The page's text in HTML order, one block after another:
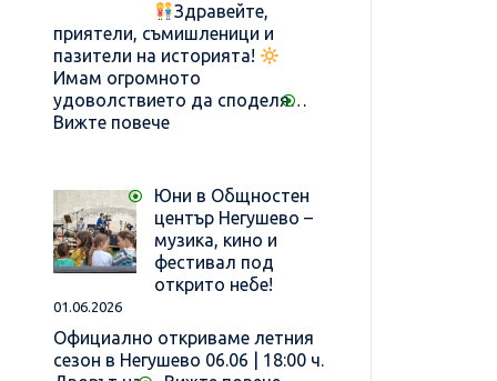
на
половината
път
към
спасяването
на
Здравейте,
приятели, съмишленици и
пазители на историята!
Имам огромното
удоволствието да споделя…
Вижте повече:
бъдещето
на
старото
училище
Юни в Общностен
център Негушево –
музика, кино и
фестивал под
открито небе!
01.06.2026
Официално откриваме летния
сезон в Негушево 06.06 | 18:00 ч.